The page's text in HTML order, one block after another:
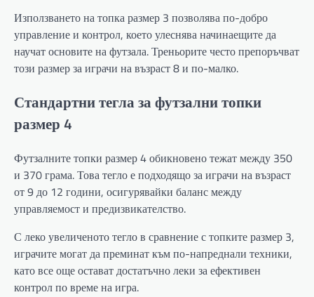
Използването на топка размер 3 позволява по-добро
управление и контрол, което улеснява начинаещите да
научат основите на футзала. Треньорите често препоръчват
този размер за играчи на възраст 8 и по-малко.
Стандартни тегла за футзални топки
размер 4
Футзалните топки размер 4 обикновено тежат между 350
и 370 грама. Това тегло е подходящо за играчи на възраст
от 9 до 12 години, осигурявайки баланс между
управляемост и предизвикателство.
С леко увеличеното тегло в сравнение с топките размер 3,
играчите могат да преминат към по-напреднали техники,
като все още остават достатъчно леки за ефективен
контрол по време на игра.